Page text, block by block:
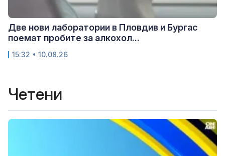
Две нови лаборатории в Пловдив и Бургас
поемат пробите за алкохол...
15:32 • 10.08.26
Четени